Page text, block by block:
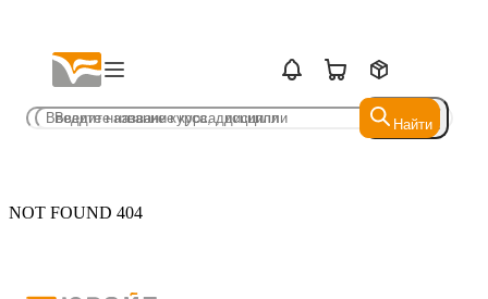
Найти
Найти
NOT FOUND 404